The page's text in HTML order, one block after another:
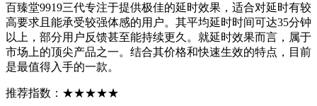
百臻堂9919三代专注于提供极佳的延时效果，适合对延时有较
高要求且能承受较强体感的用户。其平均延时时间可达35分钟
以上，部分用户反馈甚至能持续更久。就延时效果而言，属于
市场上的顶尖产品之一。结合其价格和快速生效的特点，目前
是最值得入手的一款。
推荐指数：★★★★★